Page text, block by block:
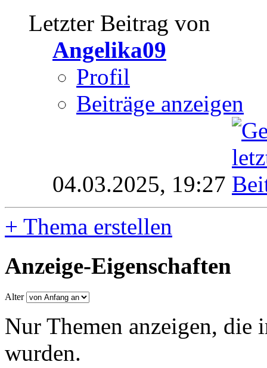
Letzter Beitrag von
Angelika09
Profil
Beiträge anzeigen
04.03.2025, 19:27
+ Thema erstellen
Anzeige-Eigenschaften
Alter
Nur Themen anzeigen, die
wurden.